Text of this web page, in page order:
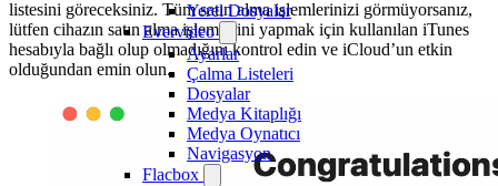
Yerel Dosyalar
Evervideo
Ayarlar
Çalma Listeleri
Dosyalar
Medya Kitaplığı
Medya Oynatıcı
Navigasyon
Flacbox
listesini göreceksiniz. Tüm satın alma işlemlerinizi görmüyorsanız,
lütfen cihazın satın alma işlemlerini yapmak için kullanılan iTunes
hesabıyla bağlı olup olmadığını kontrol edin ve iCloud’un etkin
olduğundan emin olun.